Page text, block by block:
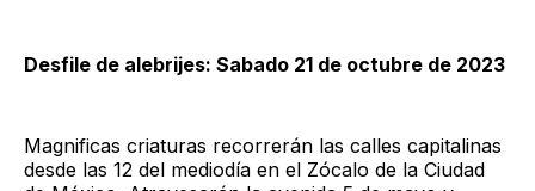
Desfile de alebrijes: Sabado 21 de octubre de 2023
Magnificas criaturas recorrerán las calles capitalinas
desde las 12 del mediodía en el Zócalo de la Ciudad